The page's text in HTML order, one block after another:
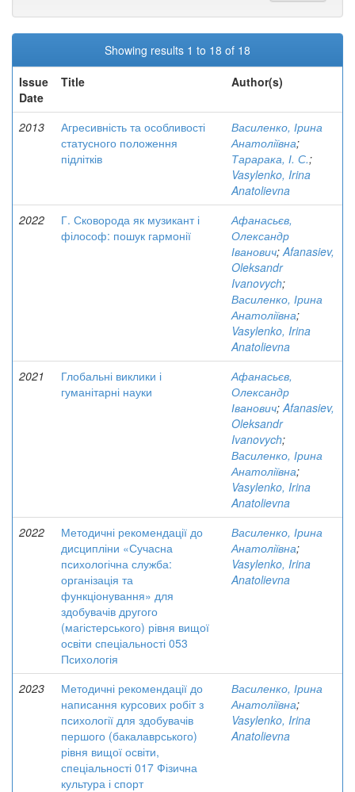
Showing results 1 to 18 of 18
Issue
Date
Title Author(s)
2013
Агресивність та особливості
статусного положення
підлітків
Василенко, Ірина
Анатоліївна;
Тарарака, І. С.;
Vasylenko, Irina
Anatolievna
2022
Г. Сковорода як музикант і
філософ: пошук гармонії
Афанасьєв,
Олександр
Іванович;Afanasiev,
Oleksandr
Ivanovych;
Василенко, Ірина
Анатоліївна;
Vasylenko, Irina
Anatolievna
2021
Глобальні виклики і
гуманітарні науки
Афанасьєв,
Олександр
Іванович;Afanasiev,
Oleksandr
Ivanovych;
Василенко, Ірина
Анатоліївна;
Vasylenko, Irina
Anatolievna
2022
Методичні рекомендації до
дисципліни «Сучасна
психологічна служба:
організація та
функціонування» для
здобувачів другого
(магістерського) рівня вищої
освіти спеціальності 053
Психологія
Василенко, Ірина
Анатоліївна;
Vasylenko, Irina
Anatolievna
2023
Методичні рекомендації до
написання курсових робіт з
психології для здобувачів
першого (бакалаврського)
рівня вищої освіти,
спеціальності 017 Фізична
культура і спорт
Василенко, Ірина
Анатоліївна;
Vasylenko, Irina
Anatolievna